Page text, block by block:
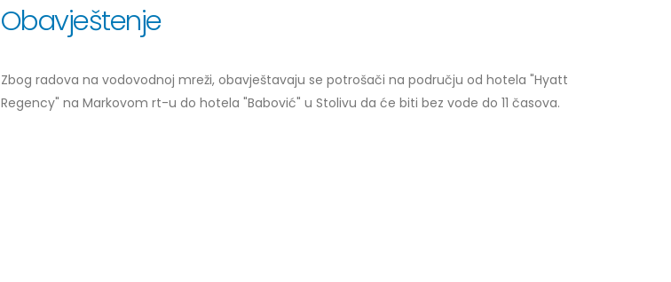
Obavještenje
Zbog radova na vodovodnoj mreži, obavještavaju se potrošači na području od hotela "Hyatt
Regency" na Markovom rt-u do hotela "Babović" u Stolivu da će biti bez vode do 11 časova.